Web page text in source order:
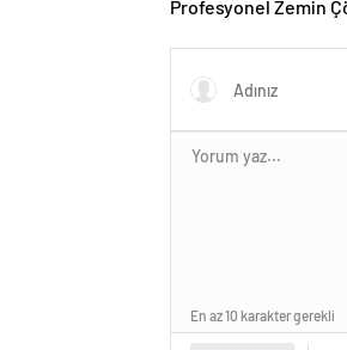
Profesyonel Zemin
En az 10 karakter gerekli